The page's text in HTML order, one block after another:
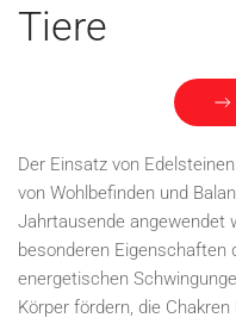
Tiere
Der Einsatz von
von Wohlbefinden und
Jahrtausende angewendet
besonderen Eigenschaften
energetischen
Körper fördern, die